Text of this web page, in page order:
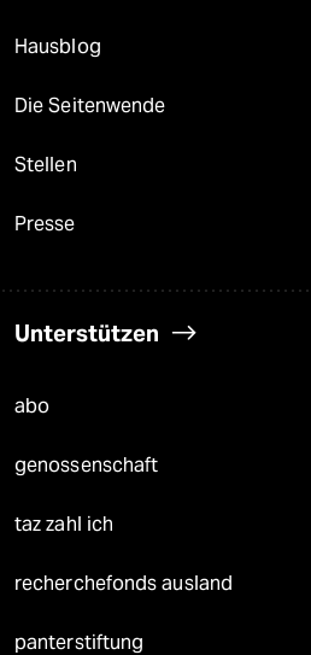
Hausblog
Die Seitenwende
Stellen
Presse
Unterstützen
abo
genossenschaft
taz zahl ich
recherchefonds ausland
panterstiftung